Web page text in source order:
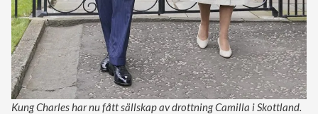
Kung Charles har nu fått sällskap av drottning Camilla i Skottland.